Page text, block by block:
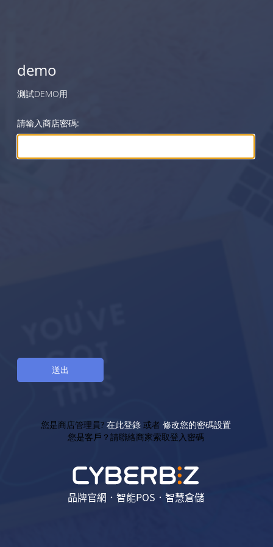
demo
測試DEMO用
請輸入商店密碼:
您是商店管理員? 在此登錄 或者 修改您的密碼設置
您是客戶？請聯絡商家索取登入密碼